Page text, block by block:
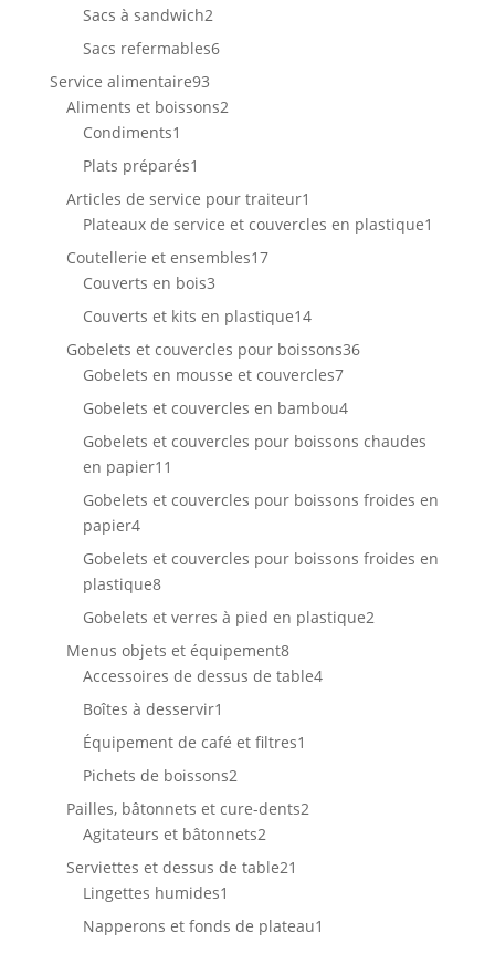
Sacs à sandwich22
produits
Sacs refermables66
Service alimentaire9393
produits
Aliments et boissons22
Condiments1
produit
Plats préparés1
produit
Articles de service pour traiteur1
produit
Plateaux de service et couvercles en plastique1
Coutellerie et ensembles1717
Couverts en bois33
produits
Couverts et kits en plastique1414
produits
Gobelets et couvercles pour boissons3636
Gobelets en mousse et couvercles77
produits
Gobelets et couvercles en bambou44
produits
Gobelets et couvercles pour boissons chaudes
en papier11
produits
Gobelets et couvercles pour boissons froides en
papier44
produits
Gobelets et couvercles pour boissons froides en
plastique88
produits
Gobelets et verres à pied en plastique22
Menus objets et équipement88
produits
Accessoires de dessus de table44
Boîtes à desservir1
produit
Équipement de café et filtres1
Pichets de boissons22
produits
Pailles, bâtonnets et cure-dents22
Agitateurs et bâtonnets22
produits
Serviettes et dessus de table21
Lingettes humides1
produit
Napperons et fonds de plateau1